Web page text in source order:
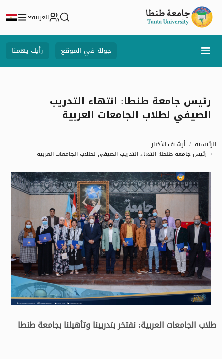
العربية
جولة في الموقع رأيك يهمنا
رئيس جامعة طنطا: انتهاء التدريب
الصيفي لطلاب الجامعات العربية
الرئيسية
أرشيف الأخبار
رئيس جامعة طنطا: انتهاء التدريب الصيفي لطلاب الجامعات العربية
طلاب الجامعات العربية: نفتخر بتدريبنا وتأهيلنا بجامعة طنطا